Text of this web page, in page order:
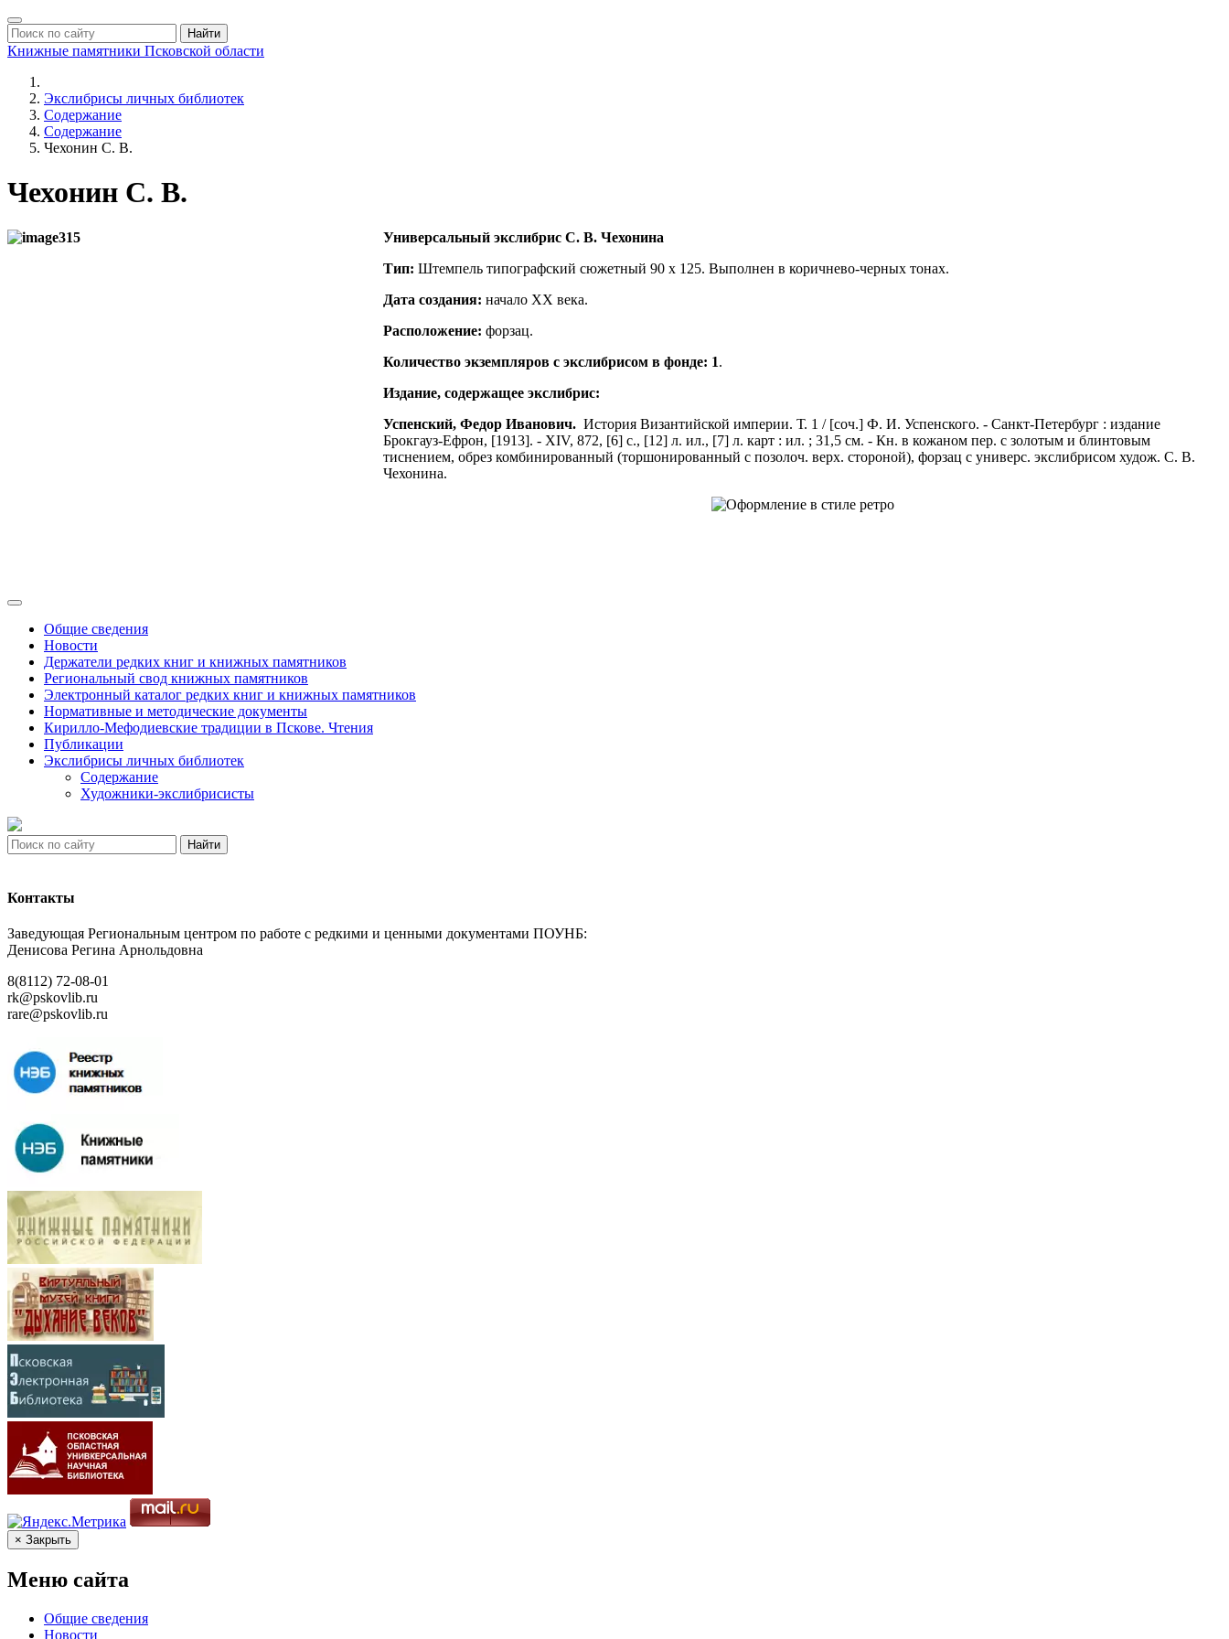
Найти
Книжные памятники Псковской области
Экслибрисы личных библиотек
Содержание
Содержание
Чехонин С. В.
Чехонин С. В.
Универсальный экслибрис С. В. Чехонина
Тип: Штемпель типографский сюжетный 90 х 125. Выполнен в коричнево-черных тонах.
Дата создания: начало ХХ века.
Расположение: форзац.
Количество экземпляров с экслибрисом в фонде: 1.
Издание, содержащее экслибрис:
Успенский, Федор Иванович. История Византийской империи. Т. 1 / [соч.] Ф. И. Успенского. - Санкт-Петербург : издание
Брокгауз-Ефрон, [1913]. - XIV, 872, [6] с., [12] л. ил., [7] л. карт : ил. ; 31,5 см. - Кн. в кожаном пер. с золотым и блинтовым
тиснением, обрез комбинированный (торшонированный с позолоч. верх. стороной), форзац с универс. экслибрисом худож. С. В.
Чехонина.
Общие сведения
Новости
Держатели редких книг и книжных памятников
Региональный свод книжных памятников
Электронный каталог редких книг и книжных памятников
Нормативные и методические документы
Кирилло-Мефодиевские традиции в Пскове. Чтения
Публикации
Экслибрисы личных библиотек
Содержание
Художники-экслибрисисты
Найти
Контакты
Заведующая Региональным центром по работе с редкими и ценными документами ПОУНБ:
Денисова Регина Арнольдовна
8(8112) 72-08-01
rk@pskovlib.ru
rare@pskovlib.ru
× Закрыть
Меню сайта
Общие сведения
Новости